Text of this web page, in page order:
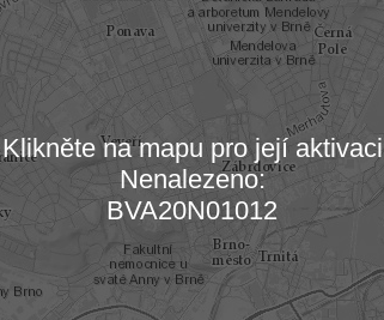
Načítám mapu…
Klikněte na mapu pro její aktivaci
Nenalezeno:
BVA20N01012